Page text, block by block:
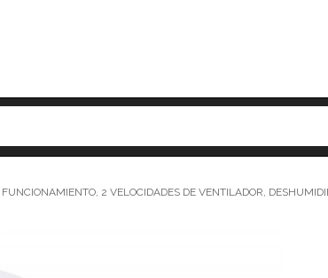
2 VELOCIDADES DE VENTILADOR,